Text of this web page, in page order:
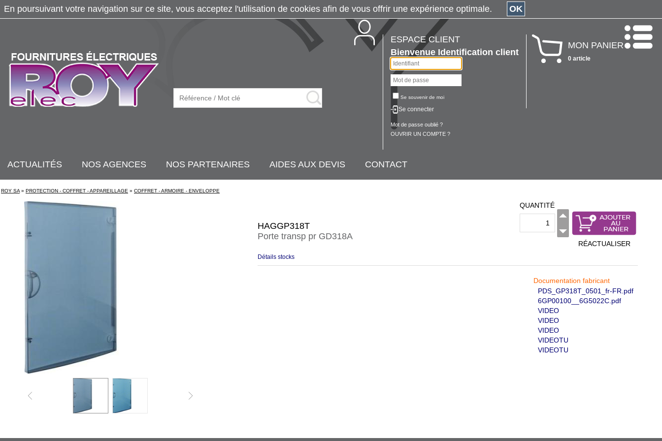
ESPACE CLIENT
Bienvenue Identification client
Se souvenir de moi
Se connecter
Mot de passe oublié ?
OUVRIR UN COMPTE ?
MON PANIER
0 article
ACTUALITÉS NOS AGENCES NOS PARTENAIRES AIDES AUX DEVIS CONTACT
ROY SA » PROTECTION - COFFRET - APPAREILLAGE » COFFRET - ARMOIRE - ENVELOPPE
HAGGP318T
Porte transp pr GD318A
QUANTITÉ
RÉACTUALISER
Détails stocks
Documentation fabricant
PDS_GP318T_0501_fr-FR.pdf
6GP00100__6G5022C.pdf
VIDEO
VIDEO
VIDEO
VIDEOTU
VIDEOTU
En poursuivant votre navigation sur ce site, vous acceptez l'utilisation de cookies afin de vous offrir une expérience optimale. OK